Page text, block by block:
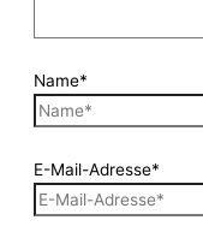
Name*
E-Mail-Adresse*